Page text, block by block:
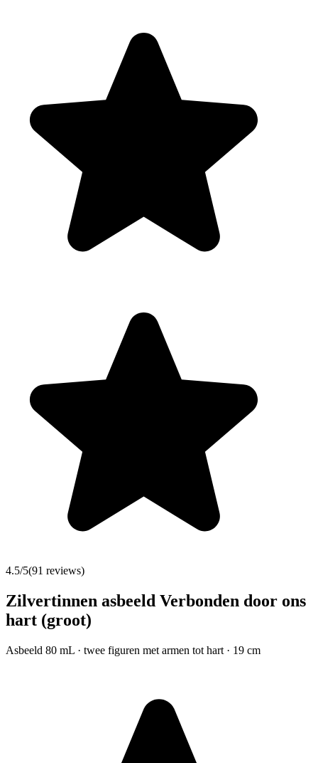
4.5/5(91 reviews)
Zilvertinnen asbeeld Verbonden door ons
hart (groot)
Asbeeld 80 mL · twee figuren met armen tot hart · 19 cm